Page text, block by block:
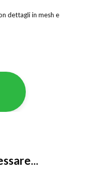
dettagli in mesh e